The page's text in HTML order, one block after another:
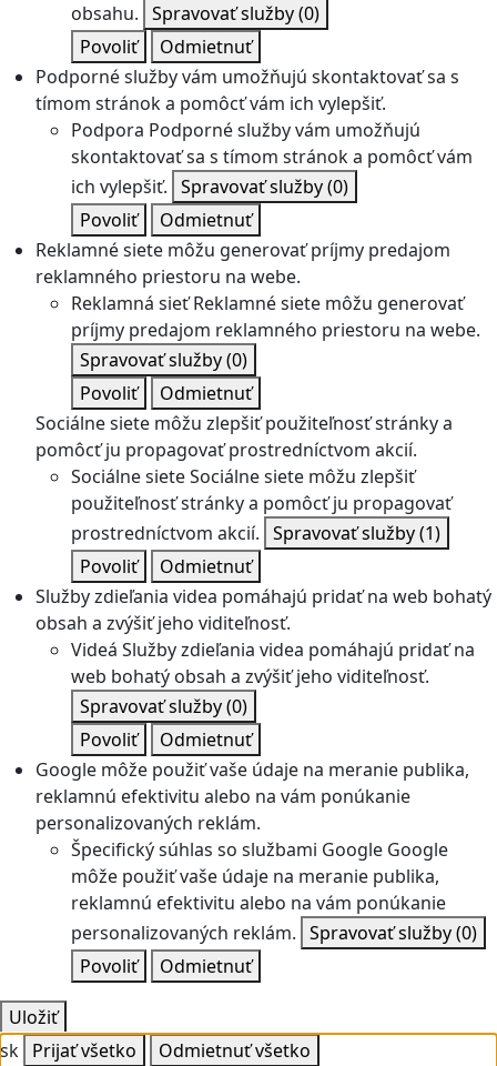
obsahu. Spravovať služby(0)
Povoliť
Odmietnuť
Podporné služby vám umožňujú skontaktovať sa s
tímom stránok a pomôcť vám ich vylepšiť.
Podpora Podporné služby vám umožňujú
skontaktovať sa s tímom stránok a pomôcť vám
ich vylepšiť. Spravovať služby(0)
Povoliť
Odmietnuť
Reklamné siete môžu generovať príjmy predajom
reklamného priestoru na webe.
Reklamná sieť Reklamné siete môžu generovať
príjmy predajom reklamného priestoru na webe.
Spravovať služby(0)
Povoliť
Odmietnuť
Sociálne siete môžu zlepšiť použiteľnosť stránky a
pomôcť ju propagovať prostredníctvom akcií.
Sociálne sieteSociálne siete môžu zlepšiť
použiteľnosť stránky a pomôcť ju propagovať
prostredníctvom akcií. Spravovať služby(1)
Povoliť
Odmietnuť
Služby zdieľania videa pomáhajú pridať na web bohatý
obsah a zvýšiť jeho viditeľnosť.
Videá Služby zdieľania videa pomáhajú pridať na
web bohatý obsah a zvýšiť jeho viditeľnosť.
Spravovať služby(0)
Povoliť
Odmietnuť
Google môže použiť vaše údaje na meranie publika,
reklamnú efektivitu alebo na vám ponúkanie
personalizovaných reklám.
Špecifický súhlas so službami Google Google
môže použiť vaše údaje na meranie publika,
reklamnú efektivitu alebo na vám ponúkanie
personalizovaných reklám. Spravovať služby(0)
Povoliť
Odmietnuť
Uložiť
sk Prijať všetko Odmietnuť všetko